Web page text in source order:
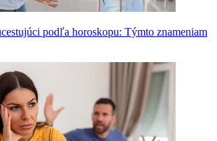
podľa horoskopu: Týmto znameniam